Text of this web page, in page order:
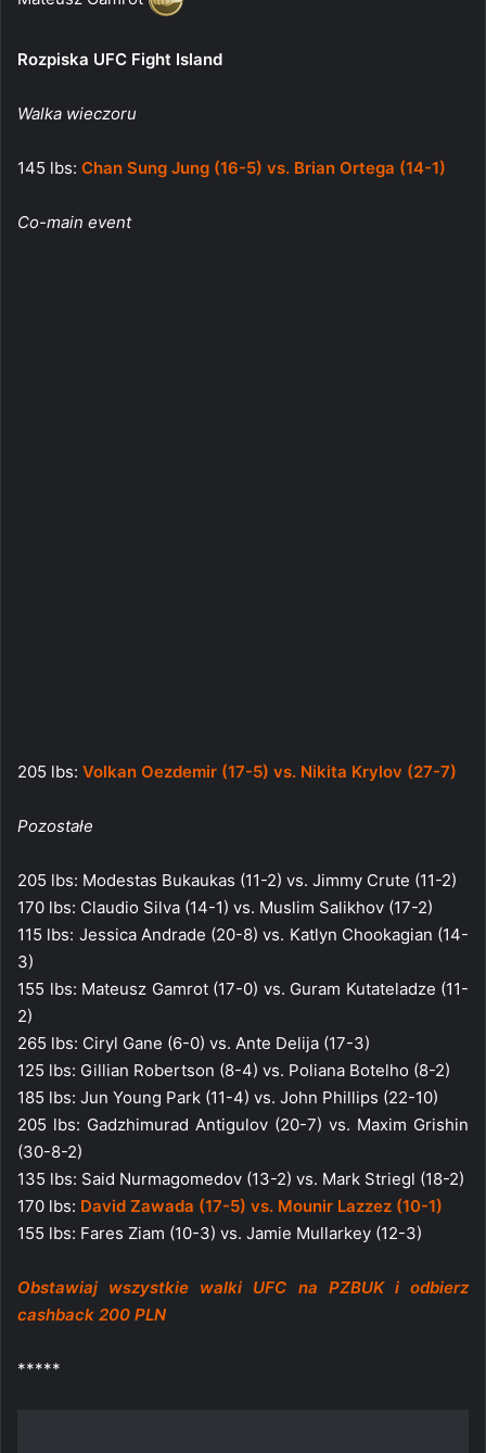
Rozpiska UFC Fight Island
Walka wieczoru
145 lbs: Chan Sung Jung (16-5) vs. Brian Ortega (14-1)
Co-main event
205 lbs: Volkan Oezdemir (17-5) vs. Nikita Krylov (27-7)
Pozostałe
205 lbs: Modestas Bukaukas (11-2) vs. Jimmy Crute (11-2)
170 lbs: Claudio Silva (14-1) vs. Muslim Salikhov (17-2)
115 lbs: Jessica Andrade (20-8) vs. Katlyn Chookagian (14-
3)
155 lbs: Mateusz Gamrot (17-0) vs. Guram Kutateladze (11-
2)
265 lbs: Ciryl Gane (6-0) vs. Ante Delija (17-3)
125 lbs: Gillian Robertson (8-4) vs. Poliana Botelho (8-2)
185 lbs: Jun Young Park (11-4) vs. John Phillips (22-10)
205 lbs: Gadzhimurad Antigulov (20-7) vs. Maxim Grishin
(30-8-2)
135 lbs: Said Nurmagomedov (13-2) vs. Mark Striegl (18-2)
170 lbs: David Zawada (17-5) vs. Mounir Lazzez (10-1)
155 lbs: Fares Ziam (10-3) vs. Jamie Mullarkey (12-3)
Obstawiaj wszystkie walki UFC na PZBUK i odbierz
cashback 200 PLN
*****